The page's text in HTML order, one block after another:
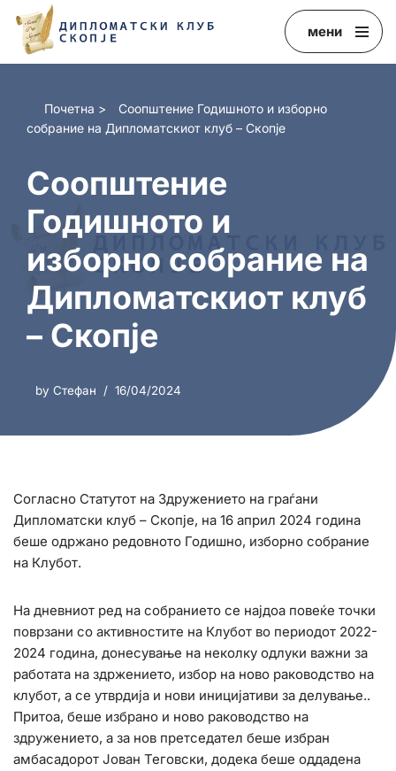
Skip
to
мени
Почетна >
Соопштение Годишното и изборно
собрание на Дипломатскиот клуб – Скопје
Соопштение
Годишното и
изборно собрание на
Дипломатскиот клуб
– Скопје
by Стефан 16/04/2024
Согласно Статутот на Здружението на граѓани
Дипломатски клуб – Скопје, на 16 април 2024 година
беше одржано редовното Годишно, изборно собрание
на Клубот.
На дневниот ред на собранието се најдоа повеќе точки
поврзани со активностите на Клубот во периодот 2022-
2024 година, донесување на неколку одлуки важни за
работата на здржението, избор на ново раководство на
клубот, а се утврдија и нови иницијативи за делување..
Притоа, беше избрано и ново раководство на
здружението, а за нов претседател беше избран
амбасадорот Јован Теговски, додека беше оддадена